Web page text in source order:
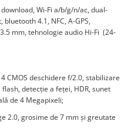
Wi-Fi a/b/g/n/ac, dual-
4.1, NFC, A-GPS,
mm, tehnologie audio Hi-Fi (24-
CMOS deschidere f/2.0, stabilizare
detecție a feței, HDR, sunet
de 4 Megapixeli;
2.0, grosime de 7 mm și greutate